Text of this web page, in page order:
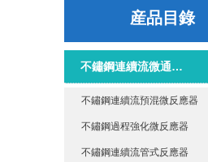
産品目錄
不鏽鋼連續流微通道反應器
不鏽鋼連續流預混微反應器
不鏽鋼過程強化微反應器
不鏽鋼連續流管式反應器